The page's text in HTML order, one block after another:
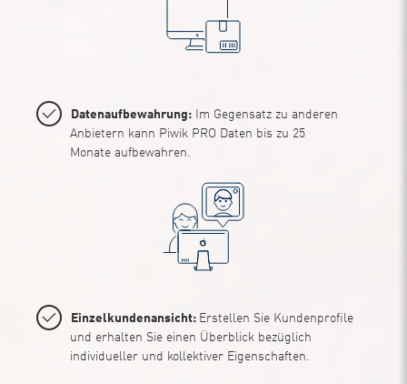
Datenaufbewahrung: Im Gegensatz zu anderen
Anbietern kann Piwik PRO Daten bis zu 25
Monate aufbewahren.
Einzelkundenansicht: Erstellen Sie Kundenprofile
und erhalten Sie einen Überblick bezüglich
individueller und kollektiver Eigenschaften.